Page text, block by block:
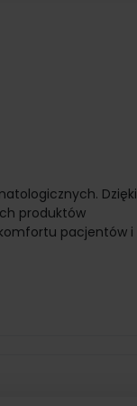
Dzięki
produktów
pacjentów i